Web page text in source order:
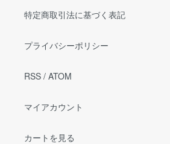
特定商取引法に基づく表記
プライバシーポリシー
RSS / ATOM
マイアカウント
カートを見る